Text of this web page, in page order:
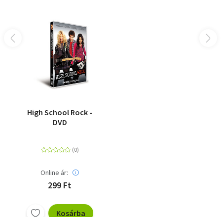
High School Rock -
DVD
Online ár:
299 Ft
Kosárba